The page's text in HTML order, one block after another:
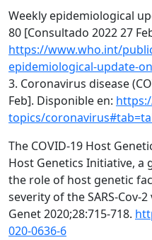
Weekly epidemiological
80 [Consultado 2022 27
https://www.who.int/
epidemiological-update-
3. Coronavirus disease
Feb]. Disponible en:
topics/
The COVID-19 Host
Host Genetics Initiative,
the role of host genetic
severity of the SARS-Cov-
Genet 2020;28:715-718.
020-0636-6